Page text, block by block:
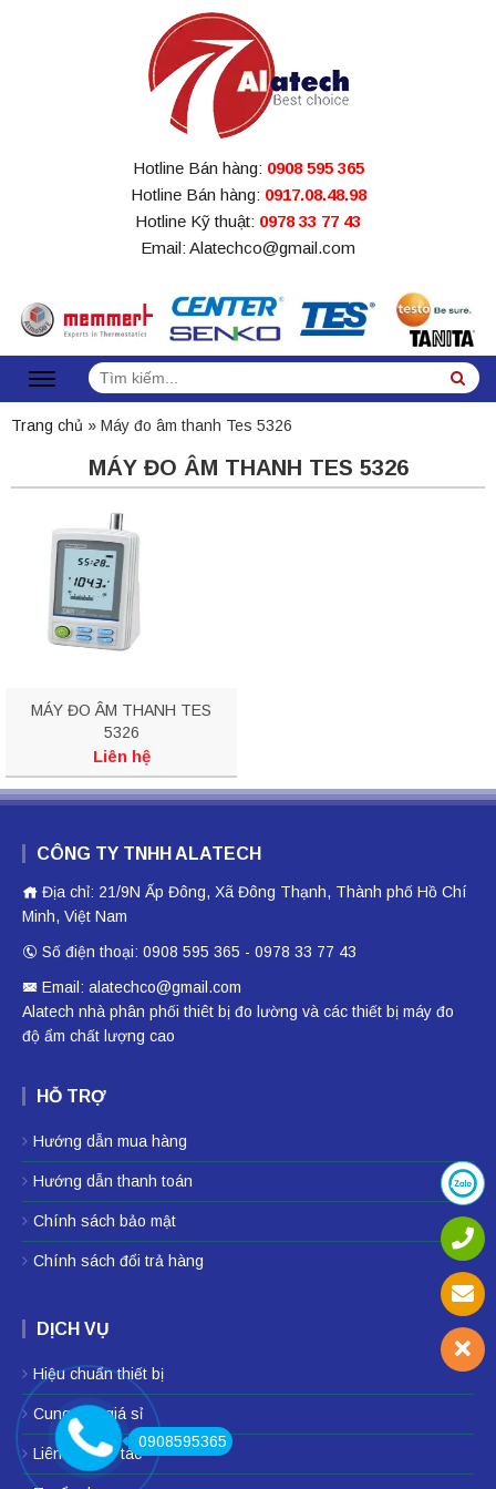
Hotline Bán hàng: 0908 595 365
Hotline Bán hàng: 0917.08.48.98
Hotline Kỹ thuật: 0978 33 77 43
Email: Alatechco@gmail.com
Tìm
kiếm:
Trang chủ » Máy đo âm thanh Tes 5326
MÁY ĐO ÂM THANH TES 5326
MÁY ĐO ÂM THANH TES
5326
Liên hệ
CÔNG TY TNHH ALATECH
Địa chỉ: 21/9N Ấp Đông, Xã Đông Thạnh, Thành phố Hồ Chí
Minh, Việt Nam
Số điện thoại: 0908 595 365 - 0978 33 77 43
Email: alatechco@gmail.com
Alatech nhà phân phối thiêt bị đo lường và các thiết bị máy đo
độ ẩm chất lượng cao
HỖ TRỢ
Hướng dẫn mua hàng
Hướng dẫn thanh toán
Chính sách bảo mật
Chính sách đổi trả hàng
DỊCH VỤ
Hiệu chuẩn thiết bị
Cung cấp giá sỉ
Liên hệ hợp tác
0908595365